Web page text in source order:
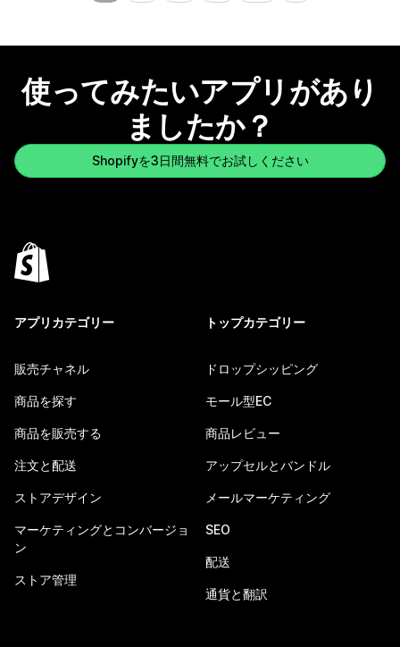
使ってみたいアプリがあり
ましたか？
Shopifyを3日間無料でお試しください
アプリカテゴリー
販売チャネル
商品を探す
商品を販売する
注文と配送
ストアデザイン
マーケティングとコンバージョ
ン
ストア管理
トップカテゴリー
ドロップシッピング
モール型EC
商品レビュー
アップセルとバンドル
メールマーケティング
SEO
配送
通貨と翻訳